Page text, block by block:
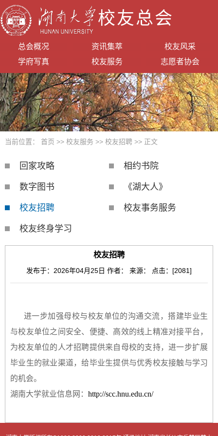
校友总会
总会概况 资讯集萃
校友风采
学府写真
校友服务 志愿者协会
当前位置： 首页 >> 校友服务 >> 校友招聘 >> 正文
回家攻略 相约书院
数字图书 《湖大人》
校友招聘 校友事务服务
校友终身学习
校友招聘
发布于：2026年04月25日 作者： 来源： 点击：[2081]
进一步加强母校与校友单位的沟通交流，搭建毕业生
与校友单位之间安全、便捷、高效的线上精准对接平台 ，
为校友单位的人才招聘提供来自母校的支持， 进一步扩展
毕业生的就业渠道，给毕业生提供与优秀校友接触与学习
的机会。
湖南大学就业信息网： http://scc.hnu.edu.cn/